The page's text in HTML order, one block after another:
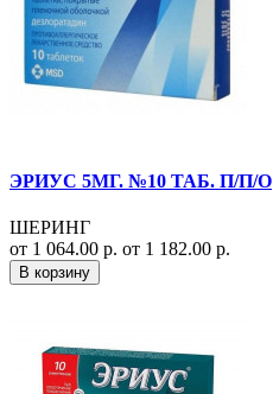
ЭРИУС 5МГ. №10 ТАБ. П/П/О
ШЕРИНГ
от 1 064.00 р. от 1 182.00 р.
В корзину